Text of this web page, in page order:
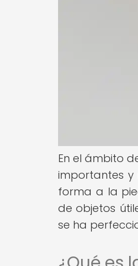
En el ámbito
importantes y
forma a la
de objetos
se ha